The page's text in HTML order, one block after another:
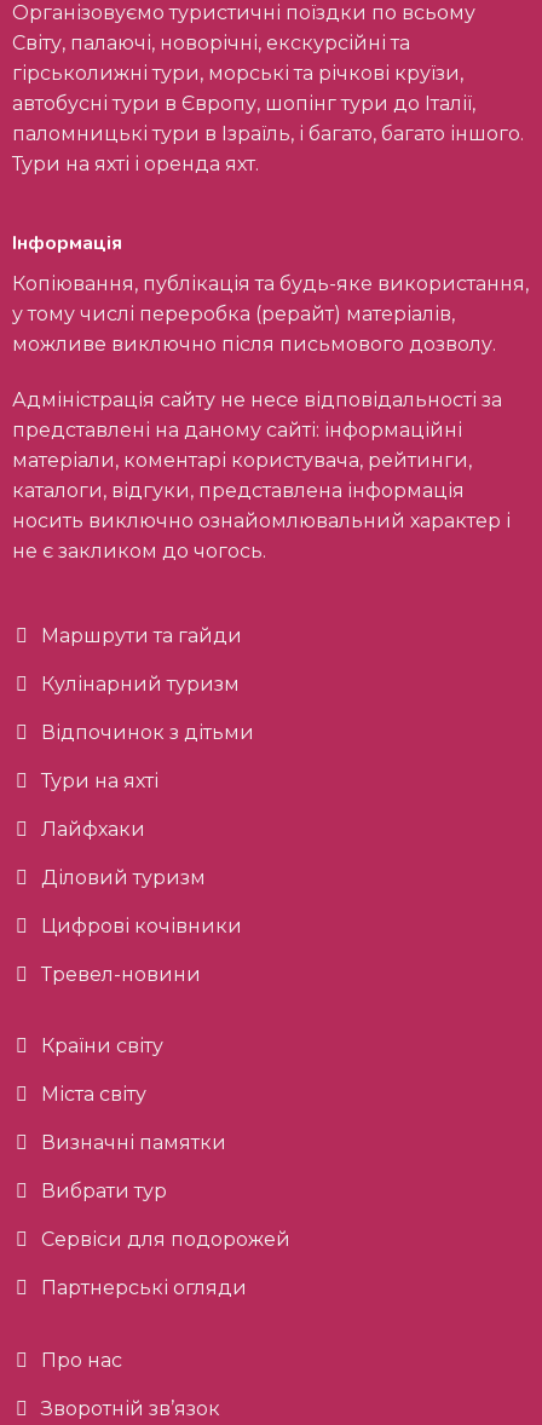
Організовуємо туристичні поїздки по всьому
Світу, палаючі, новорічні, екскурсійні та
гірськолижні тури, морські та річкові круїзи,
автобусні тури в Європу, шопінг тури до Італії,
паломницькі тури в Ізраїль, і багато, багато іншого.
Тури на яхті і оренда яхт.
Інформація
Копіювання, публікація та будь-яке використання,
у тому числі переробка (рерайт) матеріалів,
можливе виключно після письмового дозволу.
Адміністрація сайту не несе відповідальності за
представлені на даному сайті: інформаційні
матеріали, коментарі користувача, рейтинги,
каталоги, відгуки, представлена інформація
носить виключно ознайомлювальний характер і
не є закликом до чогось.
Маршрути та гайди
Кулінарний туризм
Відпочинок з дітьми
Тури на яхті
Лайфхаки
Діловий туризм
Цифрові кочівники
Тревел-новини
Країни світу
Міста світу
Визначні памятки
Вибрати тур
Сервіси для подорожей
Партнерські огляди
Про нас
Зворотній зв’язок